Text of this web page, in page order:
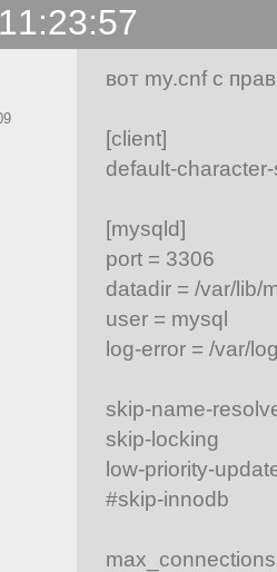
вот my.cnf с
[client]
default-
[mysqld]
port = 3306
datadir = /var/lib/
user = mysql
log-error = /var/
skip-name-
skip-locking
low-priority-
#skip-innodb